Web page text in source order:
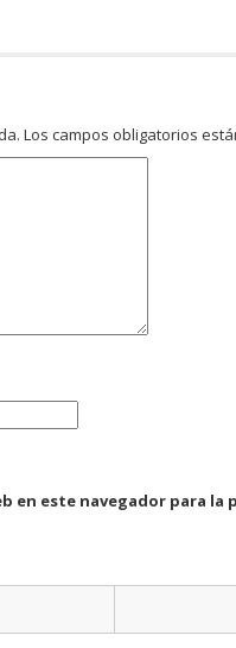
Los campos obligatorios
en este navegador para la